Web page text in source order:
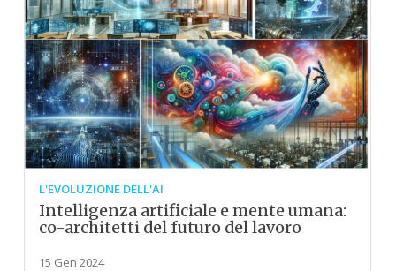
L'EVOLUZIONE DELL'AI
Intelligenza artificiale e mente umana:
co-architetti del futuro del lavoro
15 Gen 2024